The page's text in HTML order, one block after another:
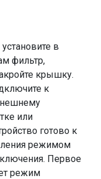
в
фильтр,
крышку.
к
или
готово к
режимом
Первое
режим